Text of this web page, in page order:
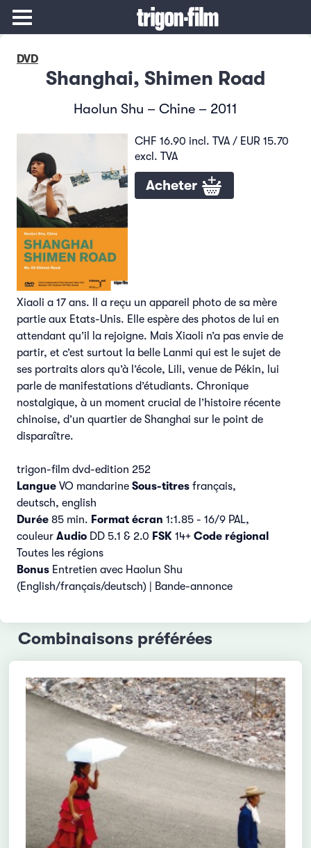
DVD
Shanghai, Shimen Road
Haolun Shu – Chine – 2011
CHF 16.90 incl. TVA / EUR 15.70
excl. TVA
Acheter
Xiaoli a 17 ans. Il a reçu un appareil photo de sa mère
partie aux Etats-Unis. Elle espère des photos de lui en
attendant qu’il la rejoigne. Mais Xiaoli n’a pas envie de
partir, et c’est surtout la belle Lanmi qui est le sujet de
ses portraits alors qu’à l’école, Lili, venue de Pékin, lui
parle de manifestations d’étudiants. Chronique
nostalgique, à un moment crucial de l’histoire récente
chinoise, d’un quartier de Shanghai sur le point de
disparaître.
trigon-film dvd-edition 252
Langue VO mandarine Sous-titres français,
deutsch, english
Durée 85 min. Format écran 1:1.85 - 16/9 PAL,
couleur Audio DD 5.1 & 2.0 FSK 14+ Code régional
Toutes les régions
Bonus Entretien avec Haolun Shu
(English/français/deutsch) | Bande-annonce
Combinaisons préférées